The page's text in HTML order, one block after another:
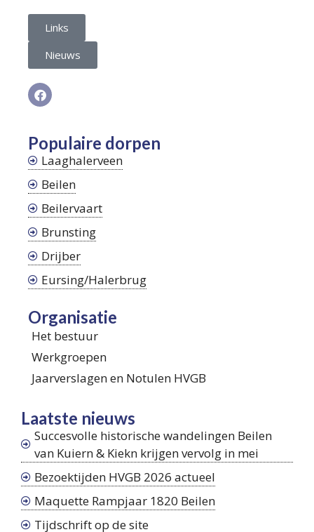
Links
Nieuws
Populaire dorpen
Laaghalerveen
Beilen
Beilervaart
Brunsting
Drijber
Eursing/Halerbrug
Organisatie
Het bestuur
Werkgroepen
Jaarverslagen en Notulen HVGB
Laatste nieuws
Succesvolle historische wandelingen Beilen
van Kuiern & Kiekn krijgen vervolg in mei
Bezoektijden HVGB 2026 actueel
Maquette Rampjaar 1820 Beilen
Tijdschrift op de site